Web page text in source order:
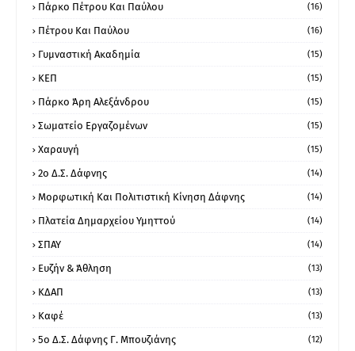
Πάρκο Πέτρου Και Παύλου (16)
Πέτρου Και Παύλου (16)
Γυμναστική Ακαδημία (15)
ΚΕΠ (15)
Πάρκο Άρη Αλεξάνδρου (15)
Σωματείο Εργαζομένων (15)
Χαραυγή (15)
2ο Δ.Σ. Δάφνης (14)
Μορφωτική Και Πολιτιστική Κίνηση Δάφνης (14)
Πλατεία Δημαρχείου Υμηττού (14)
ΣΠΑΥ (14)
Ευζήν & Άθληση (13)
ΚΔΑΠ (13)
Καφέ (13)
5ο Δ.Σ. Δάφνης Γ. Μπουζιάνης (12)